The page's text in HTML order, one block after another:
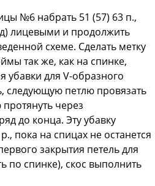
№6 набрать 51 (57) 63 п.,
лицевыми и продолжить
схеме. Сделать метку
так же, как на спинке,
для V-образного
следующую петлю провязать
через
до конца. Эту убавку
пока на спицах не останется
закрытия петель для
по спинке), скос выполнить